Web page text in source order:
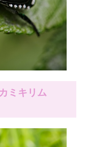
ミキリム